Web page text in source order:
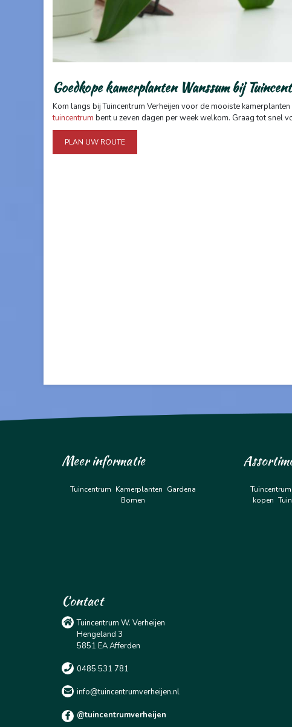
Goedkope kamerplanten Wanssum bij
Kom langs bij Tuincentrum Verheijen voor de mooiste
tuincentrum bent u zeven dagen per week welkom. Graag tot snel
PLAN UW ROUTE
Meer informatie
Tuincentrum Kamerplanten Gardena
Bomen
kopen
Contact
Tuincentrum W. Verheijen
Hengeland 3
5851 EA Afferden
0485 531 781
info@tuincentrumverheijen.nl
@tuincentrumverheijen